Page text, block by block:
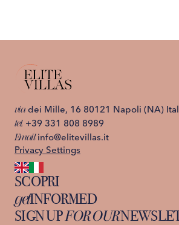
viadei Mille, 16 80121 Napoli (NA)
tel. +39 331 808 8989
Email info@elitevillas.it
Privacy Settings
SCOPRI
Capri
St. Moritz
Ischia
getINFORMED
About us
SIGN UPFOR OUR